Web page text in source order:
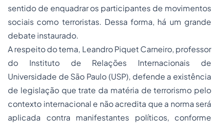
sentido de enquadrar os participantes de movimentos
sociais como terroristas. Dessa forma, há um grande
debate instaurado.
A respeito do tema, Leandro Piquet Carneiro, professor
do Instituto de Relações Internacionais de
Universidade de São Paulo (USP), defende a existência
de legislação que trate da matéria de terrorismo pelo
contexto internacional e não acredita que a norma será
aplicada contra manifestantes políticos, conforme